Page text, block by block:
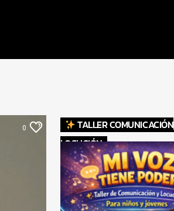
0
TALLER COMUNICACIÓN
LOCUCIÓN